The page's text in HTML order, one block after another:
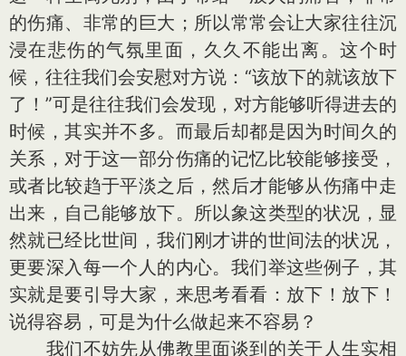
的伤痛、非常的巨大；所以常常会让大家往往沉
浸在悲伤的气氛里面，久久不能出离。这个时
候，往往我们会安慰对方说：“该放下的就该放下
了！”可是往往我们会发现，对方能够听得进去的
时候，其实并不多。而最后却都是因为时间久的
关系，对于这一部分伤痛的记忆比较能够接受，
或者比较趋于平淡之后，然后才能够从伤痛中走
出来，自己能够放下。所以象这类型的状况，显
然就已经比世间，我们刚才讲的世间法的状况，
更要深入每一个人的内心。我们举这些例子，其
实就是要引导大家，来思考看看：放下！放下！
说得容易，可是为什么做起来不容易？
我们不妨先从佛教里面谈到的关于人生实相